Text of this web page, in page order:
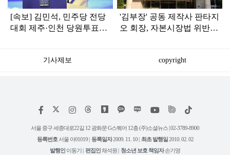
[속보] 김민석, 민주당 전당
대회 제주·인천 당원투표서
'김부장' 공동 제작사 판타지
오 회장, 자본시장법 위반
기사제보 copyright
페
스
인
타
램
위
트
유
튜
틱
서울 중구 세종대로22길 12 광화문 G스퀘어 12층 (주)소셜뉴스 | 02-3789-8900
등록번호서울 아01019 | 등록일자2009. 11. 10 | 최초 발행일 2010. 02. 02
발행인 이동기 | 편집인채석원 | 청소년 보호 책임자손기영